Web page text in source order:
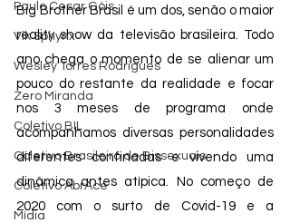
Paulo Cesar Góis
Vik Sphynx
Wesley Torres Rodrigues
Zero Miranda
Coletivo BIL
Coletivo Brasileiro de Bissexuais
Coletivo AbrAce
Mídia
Big Brother Brasil é um dos, senão o maior
reality show da televisão brasileira. Todo
ano chega o momento de se alienar um
pouco do restante da realidade e focar
nos 3 meses de programa onde
acompanhamos diversas personalidades
diferentes confinadas e vivendo uma
dinâmica antes atípica. No começo de
2020 com o surto de Covid-19 e a